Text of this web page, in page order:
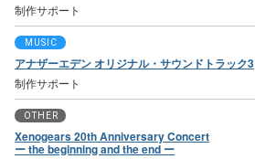
制作サポート
MUSIC
アナザーエデン オリジナル・サウンドトラック3
制作サポート
OTHER
Xenogears 20th Anniversary Concert
ー the beginning and the end ー